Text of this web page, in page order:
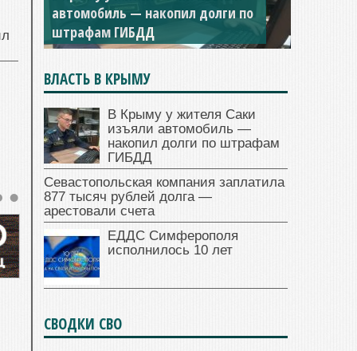
автомобиль — накопил долги по
штрафам ГИБДД
ВЛАСТЬ В КРЫМУ
В Крыму у жителя Саки
изъяли автомобиль —
накопил долги по штрафам
ГИБДД
Севастопольская компания заплатила
877 тысяч рублей долга —
арестовали счета
ЕДДС Симферополя
исполнилось 10 лет
СВОДКИ СВО